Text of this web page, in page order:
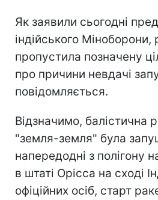
Як заявили сьогодні
індійського Міноборони,
пропустила позначену
про причини невдачі
повідомляється.
Відзначимо, балістична
"земля-земля" була
напередодні з полігону
в штаті Орісса на сході
офіційних осіб, старт